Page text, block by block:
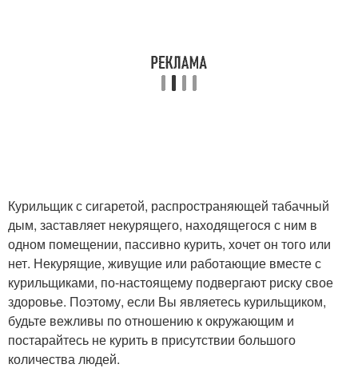
Курильщик с сигаретой, распространяющей табачный
дым, заставляет некурящего, находящегося с ним в
одном помещении, пассивно курить, хочет он того или
нет. Некурящие, живущие или работающие вместе с
курильщиками, по-настоящему подвергают риску свое
здоровье. Поэтому, если Вы являетесь курильщиком,
будьте вежливы по отношению к окружающим и
постарайтесь не курить в присутствии большого
количества людей.